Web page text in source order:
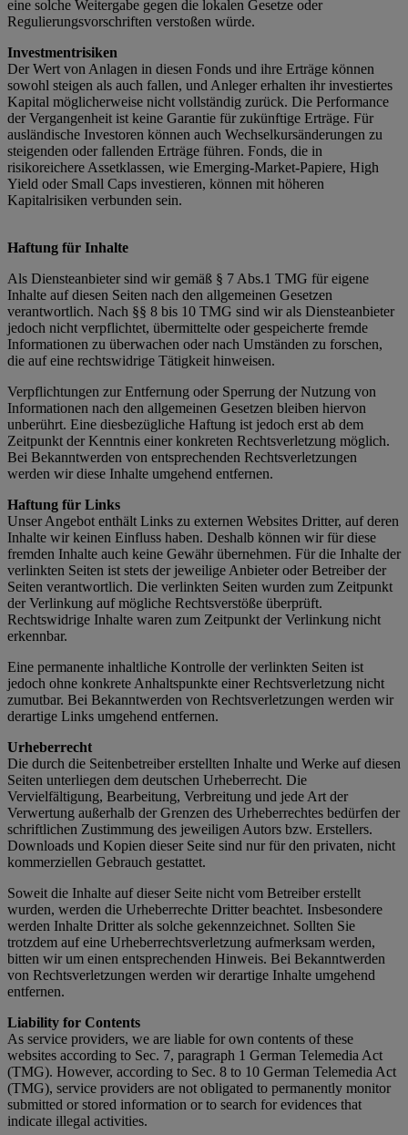
eine solche Weitergabe gegen die lokalen Gesetze oder
Regulierungsvorschriften verstoßen würde.
Investmentrisiken
Der Wert von Anlagen in diesen Fonds und ihre Erträge können
sowohl steigen als auch fallen, und Anleger erhalten ihr investiertes
Kapital möglicherweise nicht vollständig zurück. Die Performance
der Vergangenheit ist keine Garantie für zukünftige Erträge. Für
ausländische Investoren können auch Wechselkursänderungen zu
steigenden oder fallenden Erträge führen. Fonds, die in
risikoreichere Assetklassen, wie Emerging-Market-Papiere, High
Yield oder Small Caps investieren, können mit höheren
Kapitalrisiken verbunden sein.
Haftung für Inhalte
Als Diensteanbieter sind wir gemäß § 7 Abs.1 TMG für eigene
Inhalte auf diesen Seiten nach den allgemeinen Gesetzen
verantwortlich. Nach §§ 8 bis 10 TMG sind wir als Diensteanbieter
jedoch nicht verpflichtet, übermittelte oder gespeicherte fremde
Informationen zu überwachen oder nach Umständen zu forschen,
die auf eine rechtswidrige Tätigkeit hinweisen.
Verpflichtungen zur Entfernung oder Sperrung der Nutzung von
Informationen nach den allgemeinen Gesetzen bleiben hiervon
unberührt. Eine diesbezügliche Haftung ist jedoch erst ab dem
Zeitpunkt der Kenntnis einer konkreten Rechtsverletzung möglich.
Bei Bekanntwerden von entsprechenden Rechtsverletzungen
werden wir diese Inhalte umgehend entfernen.
Haftung für Links
Unser Angebot enthält Links zu externen Websites Dritter, auf deren
Inhalte wir keinen Einfluss haben. Deshalb können wir für diese
fremden Inhalte auch keine Gewähr übernehmen. Für die Inhalte der
verlinkten Seiten ist stets der jeweilige Anbieter oder Betreiber der
Seiten verantwortlich. Die verlinkten Seiten wurden zum Zeitpunkt
der Verlinkung auf mögliche Rechtsverstöße überprüft.
Rechtswidrige Inhalte waren zum Zeitpunkt der Verlinkung nicht
erkennbar.
Eine permanente inhaltliche Kontrolle der verlinkten Seiten ist
jedoch ohne konkrete Anhaltspunkte einer Rechtsverletzung nicht
zumutbar. Bei Bekanntwerden von Rechtsverletzungen werden wir
derartige Links umgehend entfernen.
Urheberrecht
Die durch die Seitenbetreiber erstellten Inhalte und Werke auf diesen
Seiten unterliegen dem deutschen Urheberrecht. Die
Vervielfältigung, Bearbeitung, Verbreitung und jede Art der
Verwertung außerhalb der Grenzen des Urheberrechtes bedürfen der
schriftlichen Zustimmung des jeweiligen Autors bzw. Erstellers.
Downloads und Kopien dieser Seite sind nur für den privaten, nicht
kommerziellen Gebrauch gestattet.
Soweit die Inhalte auf dieser Seite nicht vom Betreiber erstellt
wurden, werden die Urheberrechte Dritter beachtet. Insbesondere
werden Inhalte Dritter als solche gekennzeichnet. Sollten Sie
trotzdem auf eine Urheberrechtsverletzung aufmerksam werden,
bitten wir um einen entsprechenden Hinweis. Bei Bekanntwerden
von Rechtsverletzungen werden wir derartige Inhalte umgehend
entfernen.
Liability for Contents
As service providers, we are liable for own contents of these
websites according to Sec. 7, paragraph 1 German Telemedia Act
(TMG). However, according to Sec. 8 to 10 German Telemedia Act
(TMG), service providers are not obligated to permanently monitor
submitted or stored information or to search for evidences that
indicate illegal activities.